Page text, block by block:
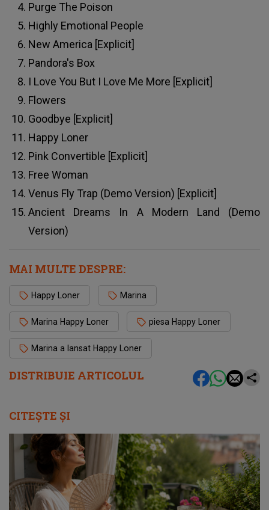
DISTRIBUIE ARTICOLUL
Purge The Poison
Highly Emotional People
New America [Explicit]
Pandora's Box
I Love You But I Love Me More [Explicit]
Flowers
Goodbye [Explicit]
Happy Loner
Pink Convertible [Explicit]
Free Woman
Venus Fly Trap (Demo Version) [Explicit]
Ancient Dreams In A Modern Land (Demo
Version)
MAI MULTE DESPRE:
Happy Loner Marina
Marina Happy Loner piesa Happy Loner
Marina a lansat Happy Loner
CITEȘTE ȘI